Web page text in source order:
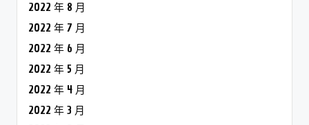
2022 年 8 月
2022 年 7 月
2022 年 6 月
2022 年 5 月
2022 年 4 月
2022 年 3 月